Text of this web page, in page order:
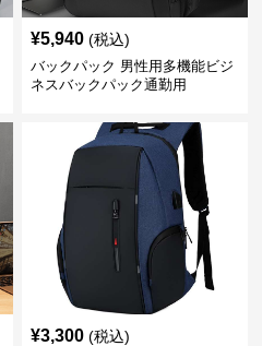
¥5,940 (税込)
バックパック 男性用多機能ビジ
ネスバックパック通勤用
¥3,300 (税込)